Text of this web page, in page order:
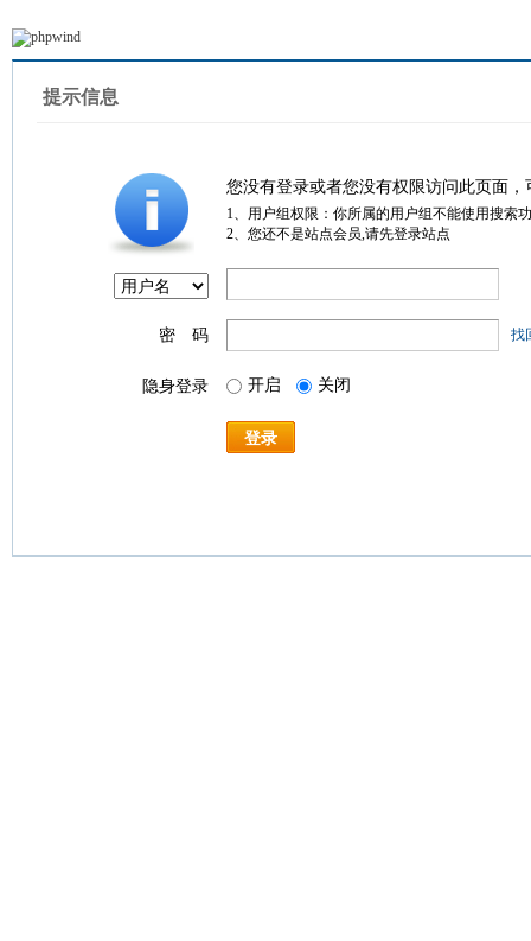
提示信息
您没有登录或者您没有权限访问此页面
1、用户组权限：你所属的用户组不能使用搜索
2、您还不是站点会员,请先登录站点
密 码 找
隐身登录 开启 关闭
登录